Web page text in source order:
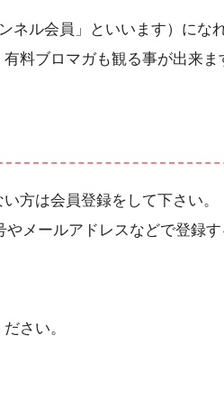
ネル会員」といいます）にな
料ブロマガも観る事が出来ま
方は会員登録をして下さい。
メールアドレスなどで登録す
さい。